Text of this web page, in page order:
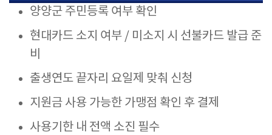
양양군 주민등록 여부 확인
현대카드 소지 여부 / 미소지 시 선불카드 발급 준
비
출생연도 끝자리 요일제 맞춰 신청
지원금 사용 가능한 가맹점 확인 후 결제
사용기한 내 전액 소진 필수